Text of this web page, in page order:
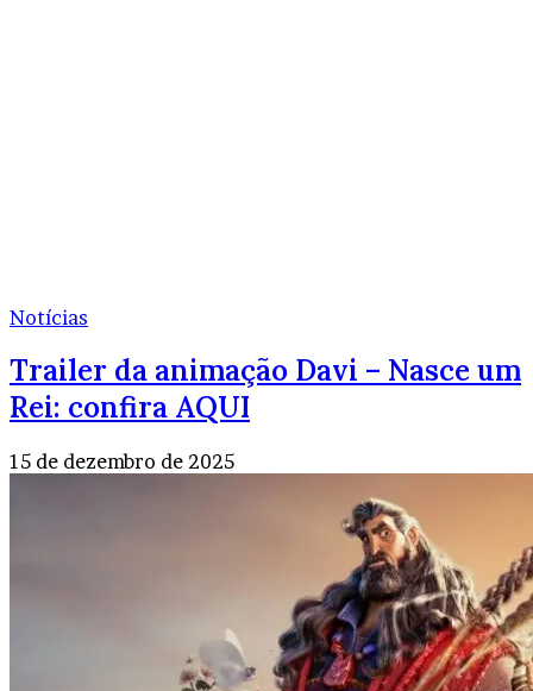
Notícias
Trailer da animação Davi – Nasce um
Rei: confira AQUI
15 de dezembro de 2025